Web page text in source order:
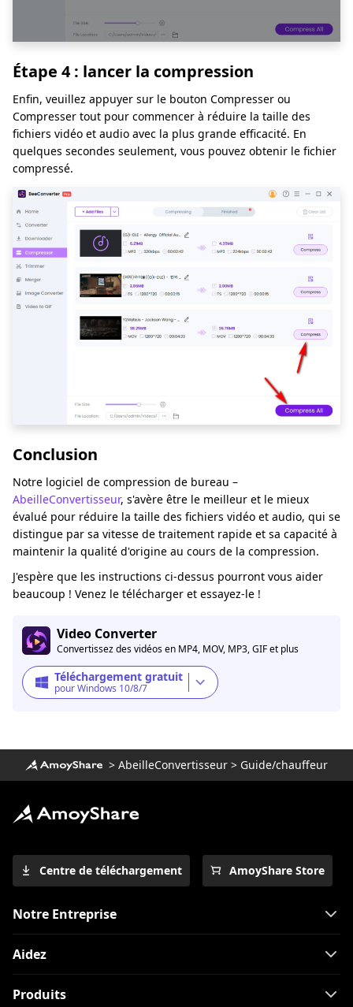
Étape 4 : lancer la compression
Enfin, veuillez appuyer sur le bouton Compresser ou
Compresser tout pour commencer à réduire la taille des
fichiers vidéo et audio avec la plus grande efficacité. En
quelques secondes seulement, vous pouvez obtenir le fichier
compressé.
Conclusion
Notre logiciel de compression de bureau –
AbeilleConvertisseur, s'avère être le meilleur et le mieux
évalué pour réduire la taille des fichiers vidéo et audio, qui se
distingue par sa vitesse de traitement rapide et sa capacité à
maintenir la qualité d'origine au cours de la compression.
J'espère que les instructions ci-dessus pourront vous aider
beaucoup ! Venez le télécharger et essayez-le !
Video Converter
Convertissez des vidéos en MP4, MOV, MP3, GIF et plus
Téléchargement gratuit
pour Windows 10/8/7
> AbeilleConvertisseur > Guide/chauffeur
Centre de téléchargement AmoyShare Store
Notre Entreprise
Aidez
Produits